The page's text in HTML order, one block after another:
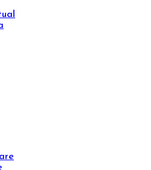
oil
Massage
laser ad Alessandrite